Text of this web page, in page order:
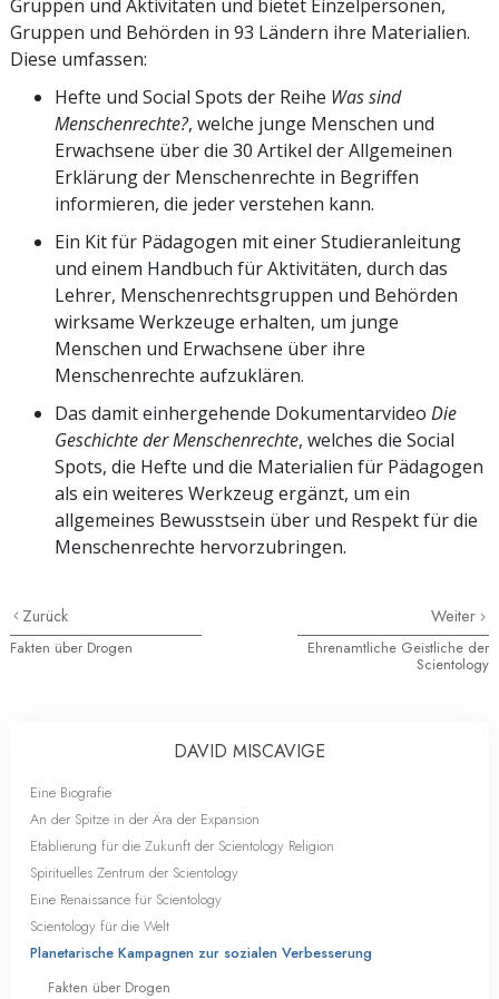
Gruppen und Aktivitäten und bietet Einzelpersonen,
Gruppen und Behörden in 93 Ländern ihre Materialien.
Diese umfassen:
Hefte und Social Spots der Reihe Was sind
Menschenrechte?, welche junge Menschen und
Erwachsene über die 30 Artikel der Allgemeinen
Erklärung der Menschenrechte in Begriffen
informieren, die jeder verstehen kann.
Ein Kit für Pädagogen mit einer Studieranleitung
und einem Handbuch für Aktivitäten, durch das
Lehrer, Menschenrechtsgruppen und Behörden
wirksame Werkzeuge erhalten, um junge
Menschen und Erwachsene über ihre
Menschenrechte aufzuklären.
Das damit einhergehende Dokumentarvideo Die
Geschichte der Menschenrechte, welches die Social
Spots, die Hefte und die Materialien für Pädagogen
als ein weiteres Werkzeug ergänzt, um ein
allgemeines Bewusstsein über und Respekt für die
Menschenrechte hervorzubringen.
Zurück
Fakten über Drogen
Weiter
Ehrenamtliche Geistliche der
Scientology
DAVID MISCAVIGE
Eine Biografie
An der Spitze in der Ära der Expansion
Etablierung für die Zukunft der Scientology Religion
Spirituelles Zentrum der Scientology
Eine Renaissance für Scientology
Scientology für die Welt
Planetarische Kampagnen zur sozialen Verbesserung
Fakten über Drogen